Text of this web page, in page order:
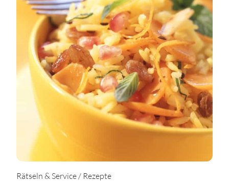
Rätseln & Service / Rezepte